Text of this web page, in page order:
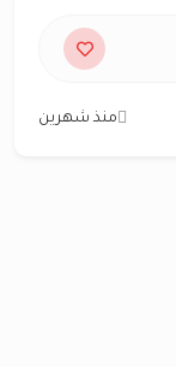
منذ شهرين